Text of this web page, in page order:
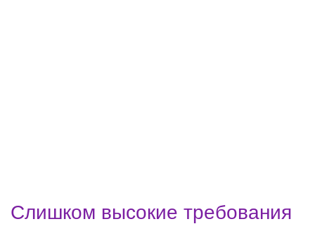
Слишком высокие требования